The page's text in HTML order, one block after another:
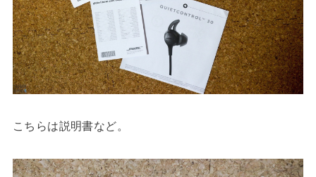
こちらは説明書など。